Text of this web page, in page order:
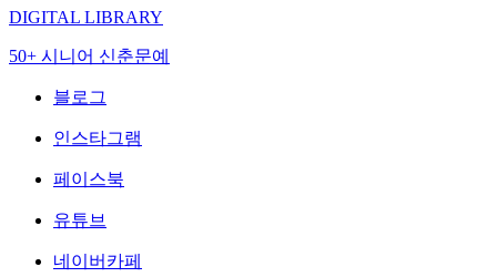
DIGITAL LIBRARY
50+ 시니어 신춘문예
블로그
인스타그램
페이스북
유튜브
네이버카페